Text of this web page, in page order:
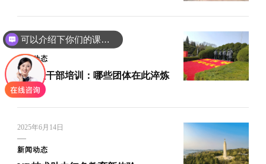
UPDATED ON2025年5月12日
新闻动态
西柏坡干部培训：哪些团体在此淬炼
初心？
2025年6月14日
新闻动态
可以介绍下你们的课程吗？